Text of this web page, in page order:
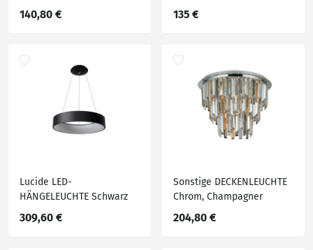
140,80 € 135 €
Lucide LED-
HÄNGELEUCHTE Schwarz
309,60 €
Sonstige DECKENLEUCHTE
Chrom, Champagner
204,80 €